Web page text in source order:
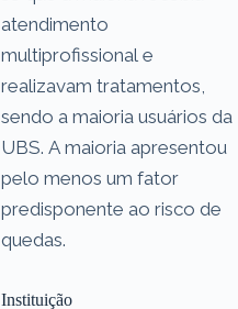
atendimento
multiprofissional e
realizavam tratamentos,
sendo a maioria usuários da
UBS. A maioria apresentou
pelo menos um fator
predisponente ao risco de
quedas.
Instituição